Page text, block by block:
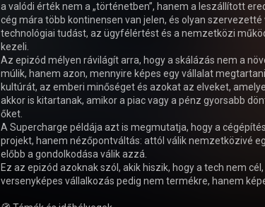
a valódi érték nem a „történetben”, hanem a leszállított
cég mára több kontinensen van jelen, és olyan szervezetté
technológiai tudást, az ügyfélértést és a nemzetközi
kezeli.
Az epizód mélyen rávilágít arra, hogy a skálázás nem a
múlik, hanem azon, mennyire képes egy vállalat
kultúrát, az emberi minőséget és azokat az elveket,
akkor is kitartanak, amikor a piac vagy a pénz gyorsabb
őket.
A Supercharge példája azt is megmutatja, hogy a
projekt, hanem nézőpontváltás: attól válik nemzetközivé
előbb a gondolkodása válik azzá.
Ez az epizód azoknak szól, akik hiszik, hogy a tech nem
versenyképes vállalkozás pedig nem termékre, hanem